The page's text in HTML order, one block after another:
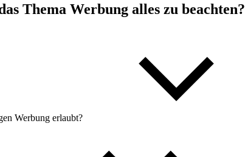
Thema Werbung alles zu beachten?
Werbung erlaubt?